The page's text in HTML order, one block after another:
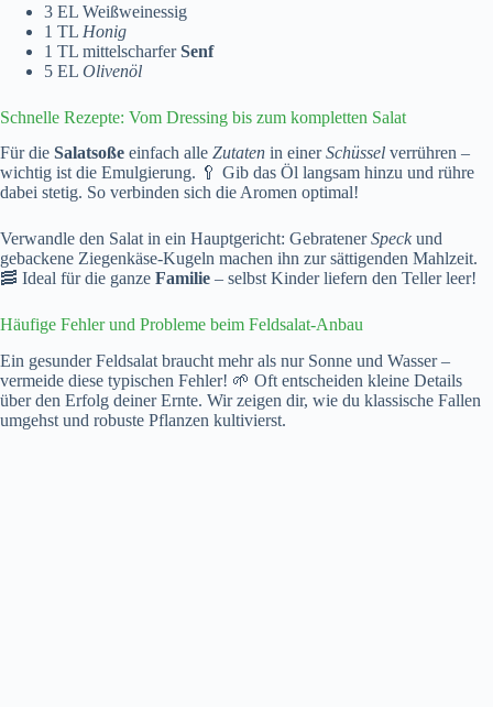
3 EL Weißweinessig
1 TL Honig
1 TL mittelscharferSenf
5 EL Olivenöl
Schnelle Rezepte: Vom Dressing bis zum kompletten Salat
Für die Salatsoße einfach alle Zutaten in einerSchüssel verrühren –
wichtig ist die Emulgierung. 🥄 Gib das Öl langsam hinzu und rühre
dabei stetig. So verbinden sich die Aromen optimal!
Verwandle den Salat in ein Hauptgericht: GebratenerSpeck und
gebackene Ziegenkäse-Kugeln machen ihn zur sättigenden Mahlzeit.
🥓 Ideal für die ganze Familie – selbst Kinder liefern den Teller leer!
Häufige Fehler und Probleme beim Feldsalat-Anbau
Ein gesunder Feldsalat braucht mehr als nur Sonne und Wasser –
vermeide diese typischen Fehler! 🌱 Oft entscheiden kleine Details
über den Erfolg deiner Ernte. Wir zeigen dir, wie du klassische Fallen
umgehst und robuste Pflanzen kultivierst.